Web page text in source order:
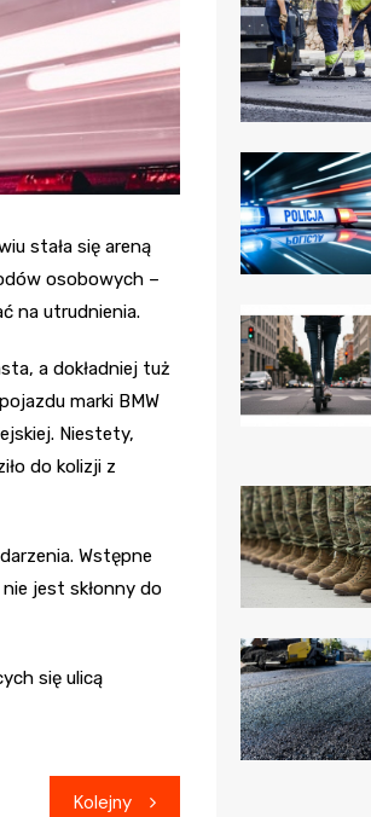
stała się areną
osobowych –
na utrudnienia.
a dokładniej tuż
marki BMW
Niestety,
do kolizji z
Wstępne
jest skłonny do
się ulicą
Kolejny